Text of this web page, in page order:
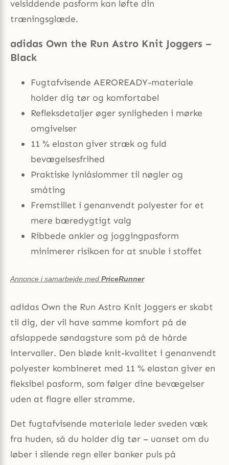
velsiddende pasform kan løfte din
træningsglæde.
adidas Own the Run Astro Knit Joggers –
Black
Fugtafvisende AEROREADY-materiale
holder dig tør og komfortabel
Refleksdetaljer øger synligheden i mørke
omgivelser
11 % elastan giver stræk og fuld
bevægelsesfrihed
Praktiske lynlåslommer til nøgler og
småting
Fremstillet i genanvendt polyester for et
mere bæredygtigt valg
Ribbede ankler og joggingpasform
minimerer risikoen for at snuble i stoffet
Annonce i samarbejde med PriceRunner
adidas Own the Run Astro Knit Joggers er skabt
til dig, der vil have samme komfort på de
afslappede søndagsture som på de hårde
intervaller. Den bløde knit-kvalitet i genanvendt
polyester kombineret med 11 % elastan giver en
fleksibel pasform, som følger dine bevægelser
uden at flagre eller stramme.
Det fugtafvisende materiale leder sveden væk
fra huden, så du holder dig tør – uanset om du
løber i silende regn eller banker puls på